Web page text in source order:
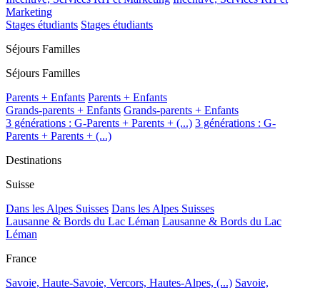
Marketing
Stages étudiants Stages étudiants
Séjours Familles
Séjours Familles
Parents + Enfants Parents + Enfants
Grands-parents + Enfants Grands-parents + Enfants
3 générations : G-Parents + Parents + (...) 3 générations : G-
Parents + Parents + (...)
Destinations
Suisse
Dans les Alpes Suisses Dans les Alpes Suisses
Lausanne & Bords du Lac Léman Lausanne & Bords du Lac
Léman
France
Savoie, Haute-Savoie, Vercors, Hautes-Alpes, (...) Savoie,